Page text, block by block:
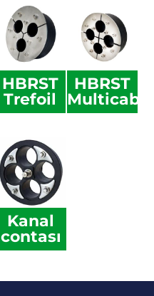
HBRST
Trefoil
HBRST
Multicable
Kanal
contası